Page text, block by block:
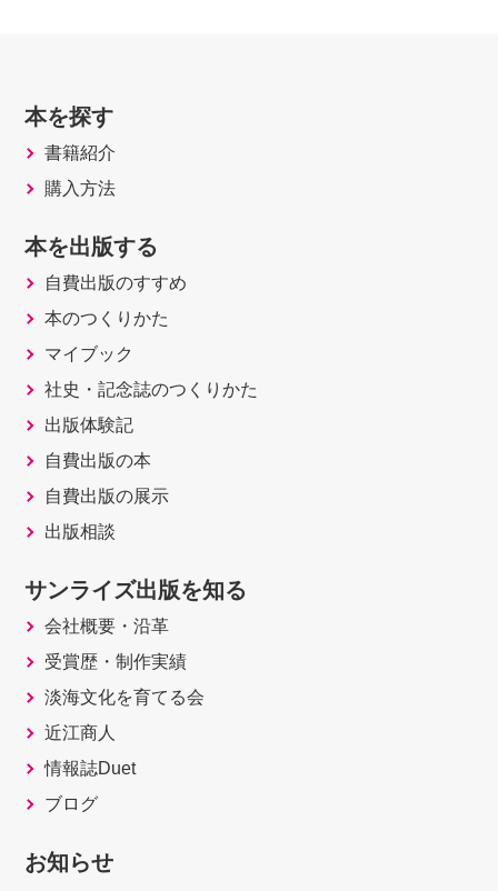
本を探す
書籍紹介
購入方法
本を出版する
自費出版のすすめ
本のつくりかた
マイブック
社史・記念誌のつくりかた
出版体験記
自費出版の本
自費出版の展示
出版相談
サンライズ出版を知る
会社概要・沿革
受賞歴・制作実績
淡海文化を育てる会
近江商人
情報誌Duet
ブログ
お知らせ